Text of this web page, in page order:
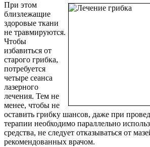
При этом
близлежащие
здоровые ткани
не травмируются.
Чтобы
избавиться от
старого грибка,
потребуется
четыре сеанса
лазерного
лечения. Тем не
менее, чтобы не
оставить грибку шансов, даже при
терапии необходимо параллельно
средства, не следует отказываться от
рекомендованных врачом.